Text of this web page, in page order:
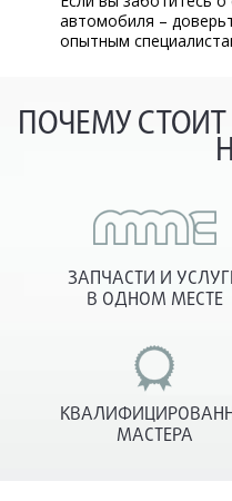
автомобиля –
опытным
ПОЧЕМУ
ЗАПЧАСТИ И
В ОДНОМ МЕСТЕ
МАСТЕРА